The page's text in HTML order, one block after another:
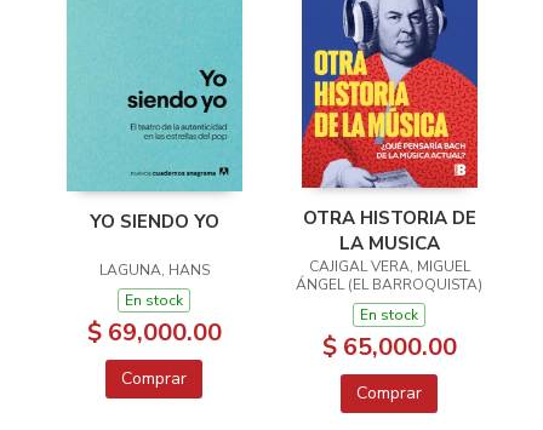
YO SIENDO YO
LAGUNA, HANS
En stock
$ 69,000.00
Comprar
OTRA HISTORIA DE
LA MUSICA
CAJIGAL VERA, MIGUEL
ÁNGEL (EL BARROQUISTA)
En stock
$ 65,000.00
Comprar